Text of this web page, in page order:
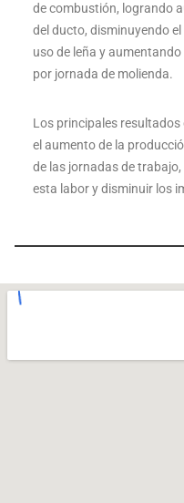
de combustión, logrando
del ducto, disminuyendo
uso de leña y
por jornada de molienda.
Los principales resultados
el aumento de la
de las jornadas de
esta labor y disminuir los